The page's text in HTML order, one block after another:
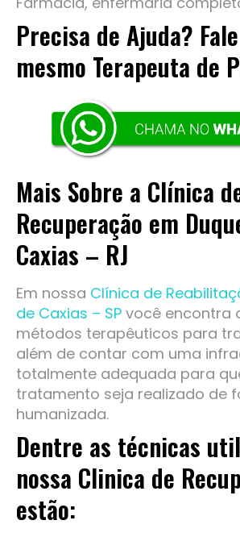
Precisa de Ajuda?
mesmo Terapeuta de
Mais Sobre a Clínica
Recuperação em
Caxias – RJ
Em nossa Clínica de
de Caxias – SP você encontra
métodos terapêuticos para
além de contar com uma
totalmente adequada para
tratamento seja realizado de
humanizada.
Dentre as técnicas
nossa Clinica de
estão: